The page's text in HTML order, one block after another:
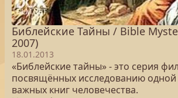
Библейские Тайны / Bible
2007)
18.01.2013
«Библейские тайны» - это серия
посвящённых исследованию
важных книг человечества.